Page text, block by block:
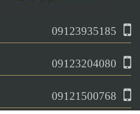
09123935185
09123204080
09121500768